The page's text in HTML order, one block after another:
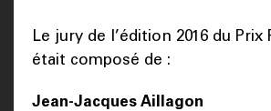
Le jury de l’édition 2016 du Prix
était composé de :
Jean-Jacques Aillagon